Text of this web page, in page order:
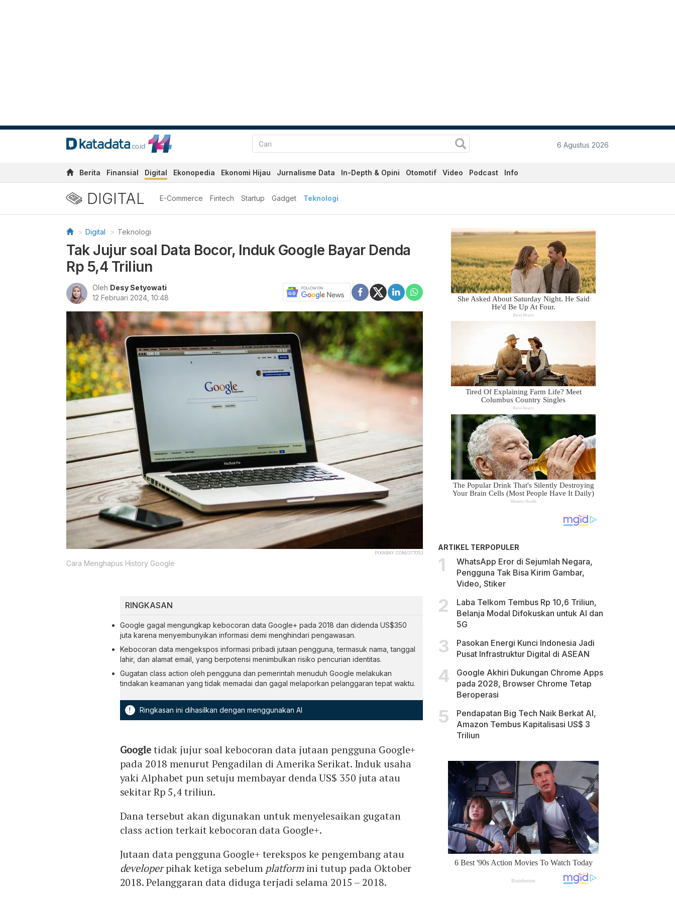
6 Agustus 2026
Berita Finansial Digital Ekonopedia Ekonomi Hijau Jurnalisme Data In-Depth & Opini Otomotif Video Podcast Info
DIGITAL E-Commerce Fintech Startup Gadget Teknologi
Digital Teknologi
Tak Jujur soal Data Bocor, Induk Google Bayar Denda
Rp 5,4 Triliun
Oleh Desy Setyowati
12 Februari 2024, 10:48
PIXABAY.COM/377053
Cara Menghapus History Google
RINGKASAN
Google gagal mengungkap kebocoran data Google+ pada 2018 dan didenda US$350
juta karena menyembunyikan informasi demi menghindari pengawasan.
Kebocoran data mengekspos informasi pribadi jutaan pengguna, termasuk nama, tanggal
lahir, dan alamat email, yang berpotensi menimbulkan risiko pencurian identitas.
Gugatan class action oleh pengguna dan pemerintah menuduh Google melakukan
tindakan keamanan yang tidak memadai dan gagal melaporkan pelanggaran tepat waktu.
! Ringkasan ini dihasilkan dengan menggunakan AI
Googletidak jujur soal kebocoran data jutaan pengguna Google+
pada 2018 menurut Pengadilan di Amerika Serikat. Induk usaha
yaki Alphabet pun setuju membayar denda US$ 350 juta atau
sekitar Rp 5,4 triliun.
Dana tersebut akan digunakan untuk menyelesaikan gugatan
class action terkait kebocoran data Google+.
Jutaan data pengguna Google+ terekspos ke pengembang atau
developerpihak ketiga sebelum platformini tutup pada Oktober
2018. Pelanggaran data diduga terjadi selama 2015 – 2018.
ARTIKEL TERPOPULER
WhatsApp Eror di Sejumlah Negara,
Pengguna Tak Bisa Kirim Gambar,
Video, Stiker
Laba Telkom Tembus Rp 10,6 Triliun,
Belanja Modal Difokuskan untuk AI dan
5G
Pasokan Energi Kunci Indonesia Jadi
Pusat Infrastruktur Digital di ASEAN
Google Akhiri Dukungan Chrome Apps
pada 2028, Browser Chrome Tetap
Beroperasi
Pendapatan Big Tech Naik Berkat AI,
Amazon Tembus Kapitalisasi US$ 3
Triliun